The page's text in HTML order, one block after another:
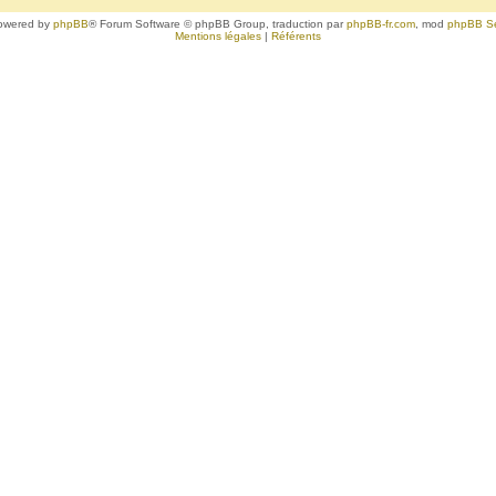
by phpBB® Forum Software © phpBB Group, traduction parphpBB-fr.com , mod phpBB
Mentions légales | Référents